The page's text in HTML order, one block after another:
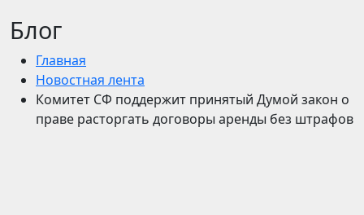
Блог
Главная
Новостная лента
Комитет СФ поддержит принятый Думой закон о
праве расторгать договоры аренды без штрафов